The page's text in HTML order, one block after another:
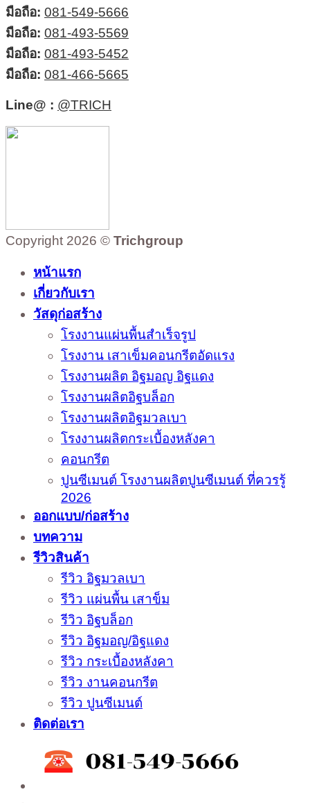
มือถือ: 081-549-5666
มือถือ: 081-493-5569
มือถือ: 081-493-5452
มือถือ: 081-466-5665
Line@ : @TRICH
Copyright 2026 © Trichgroup
หน้าแรก
เกี่ยวกับเรา
วัสดุก่อสร้าง
โรงงานแผ่นพื้นสำเร็จรูป
โรงงาน เสาเข็มคอนกรีตอัดแรง
โรงงานผลิต อิฐมอญ อิฐแดง
โรงงานผลิตอิฐบล็อก
โรงงานผลิตอิฐมวลเบา
โรงงานผลิตกระเบื้องหลังคา
คอนกรีต
ปูนซีเมนต์ โรงงานผลิตปูนซีเมนต์ ที่ควรรู้
2026
ออกแบบ/ก่อสร้าง
บทความ
รีวิวสินค้า
รีวิว อิฐมวลเบา
รีวิว แผ่นพื้น เสาข็ม
รีวิว อิฐบล็อก
รีวิว อิฐมอญ/อิฐแดง
รีวิว กระเบื้องหลังคา
รีวิว งานคอนกรีต
รีวิว ปูนซีเมนต์
ติดต่อเรา